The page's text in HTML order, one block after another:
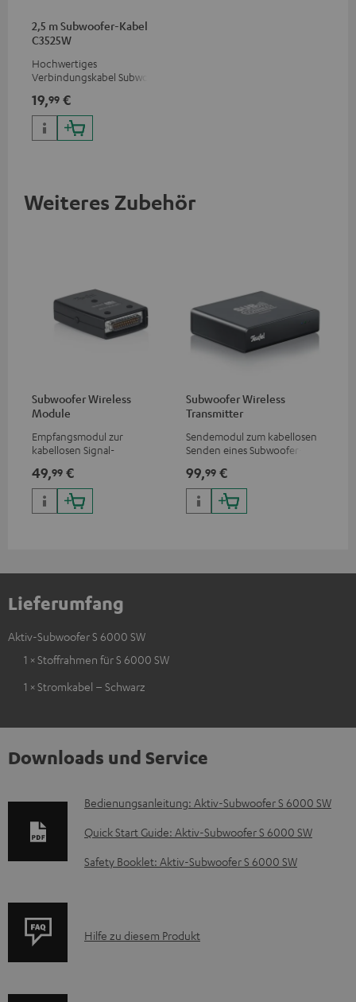
2,5 m Subwoofer-Kabel
C3525W
Hochwertiges
Verbindungskabel Subwoofer
19,99 €
Weiteres Zubehör
Subwoofer Wireless
Module
Empfangsmodul zur
kabellosen Signal-
Subwoofer T 4000/S 6000
49,99 €
Subwoofer Wireless
Transmitter
Sendemodul zum kabellosen
Senden eines Subwoofer-
99,99 €
Lieferumfang
Aktiv-Subwoofer S 6000 SW
1 × Stoffrahmen für S 6000 SW
1 × Stromkabel – Schwarz
Downloads und Service
D
o
u
n
Bedienungsanleitung: Aktiv-Subwoofer S 6000 SW
Quick Start Guide: Aktiv-Subwoofer S 6000 SW
Safety Booklet: Aktiv-Subwoofer S 6000 SW
P
Hilfe zu diesem Produkt